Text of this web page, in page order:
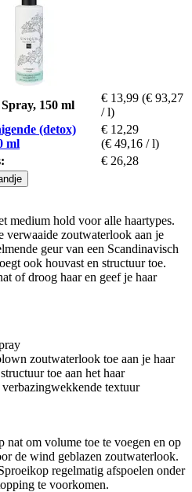
150 ml
€ 13,99 (€ 93,27
/ l)
(detox)
ml
€ 12,29
(€ 49,16 / l)
€ 26,28
medium hold voor alle haartypes.
verwaaide zoutwaterlook aan je
geur van een Scandinavisch
ook houvast en structuur toe.
of droog haar en geef je haar
zoutwaterlook toe aan je haar
toe aan het haar
textuur
nat om volume toe te voegen en op
de wind geblazen zoutwaterlook.
regelmatig afspoelen onder
te voorkomen.